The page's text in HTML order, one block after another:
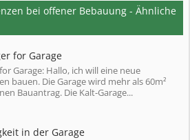
bei offener Bebauung - Ähnliche
for Garage
Garage: Hallo, ich will eine neue
bauen. Die Garage wird mehr als 60m²
Bauantrag. Die Kalt-Garage...
in der Garage